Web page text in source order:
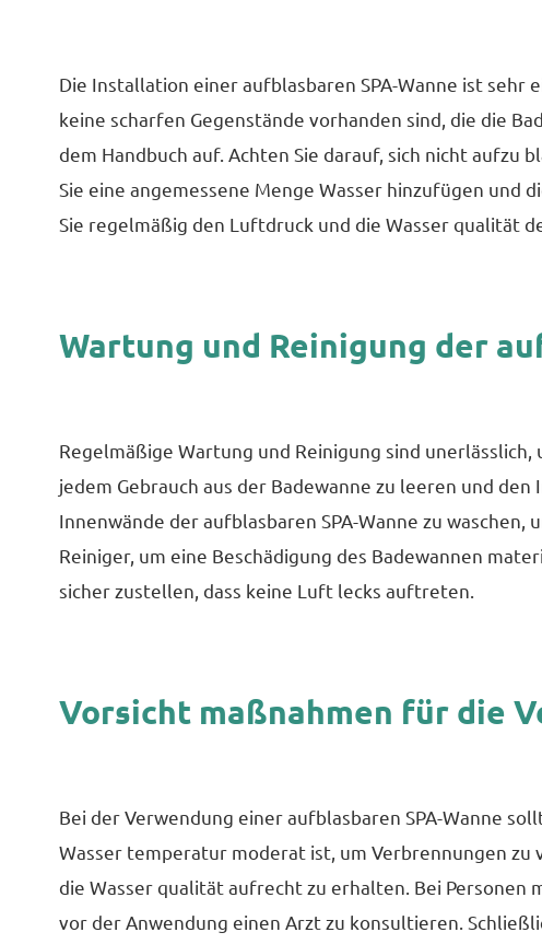
Die Installation einer aufblasbaren SPA-Wanne ist sehr
keine scharfen Gegenstände vorhanden sind, die die
dem Handbuch auf. Achten Sie darauf, sich nicht aufzu
Sie eine angemessene Menge Wasser hinzufügen
Sie regelmäßig den Luftdruck und die Wasser qualität
Wartung und Reinigung der
Regelmäßige Wartung und Reinigung sind unerlässlich,
jedem Gebrauch aus der Badewanne zu leeren und
Innenwände der aufblasbaren SPA-Wanne zu
Reiniger, um eine Beschädigung des Badewannen
sicher zustellen, dass keine Luft lecks auftreten.
Vorsicht maßnahmen für die
Bei der Verwendung einer aufblasbaren SPA-Wanne
Wasser temperatur moderat ist, um Verbrennungen zu
die Wasser qualität aufrecht zu erhalten. Bei
vor der Anwendung einen Arzt zu konsultieren.